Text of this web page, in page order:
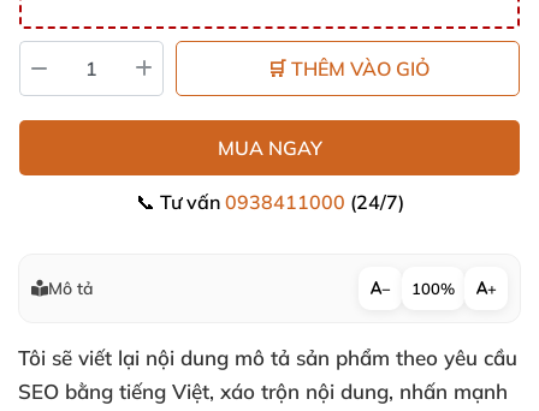
🛒 THÊM VÀO GIỎ
MUA NGAY
📞 Tư vấn 0938411000 (24/7)
Mô tả − 100% +
Tôi sẽ viết lại nội dung mô tả sản phẩm theo yêu cầu
SEO bằng tiếng Việt, xáo trộn nội dung, nhấn mạnh